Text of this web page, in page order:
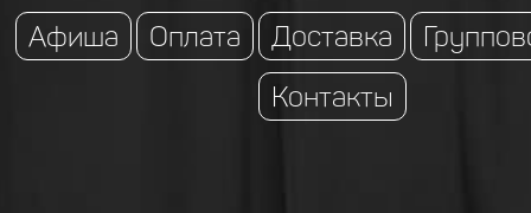
Афиша Оплата Доставка
Контакты